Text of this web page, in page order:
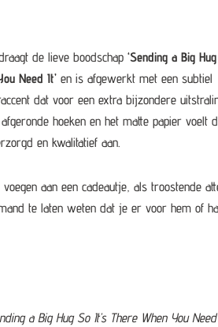
de lieve boodschap ‘Sending a Big
Need It’en is afgewerkt met een subtiel
dat voor een extra bijzondere
hoeken en het matte papier voelt
en kwalitatief aan.
aan een cadeautje, als troostende
te laten weten dat je er voor hem of
a Big Hug So It’s There When You